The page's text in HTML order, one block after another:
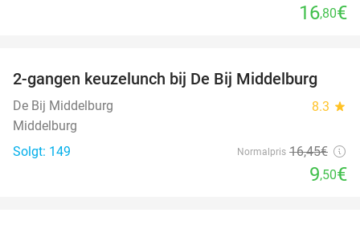
16,80€
42%
2-gangen keuzelunch bij De Bij Middelburg
De Bij Middelburg 8.3 star
Middelburg
Solgt: 149
Normalpris 16,45€
9,50€